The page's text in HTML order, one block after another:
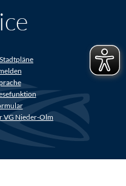
VG Nieder-Olm